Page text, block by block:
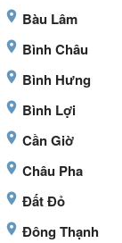
Bàu Lâm
Bình Châu
Bình Hưng
Bình Lợi
Cần Giờ
Châu Pha
Đất Đỏ
Đông Thạnh